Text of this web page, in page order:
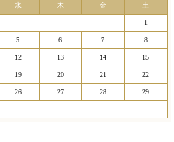
水 木 金 土
1
5 6 7 8
12 13 14 15
19 20 21 22
26 27 28 29